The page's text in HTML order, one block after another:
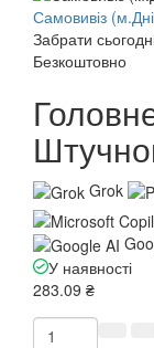
Самовивіз
Забрати
Безкоштовно
Grok
У наявності
283.09 ₴